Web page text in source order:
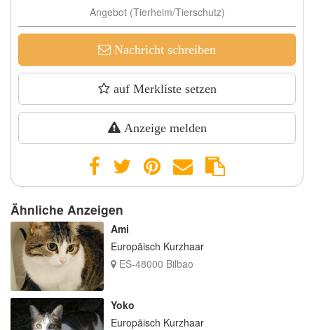
Angebot (Tierheim/Tierschutz)
Nachricht schreiben
auf Merkliste setzen
Anzeige melden
Ähnliche Anzeigen
Ami
Europäisch Kurzhaar
ES-48000 Bilbao
Yoko
Europäisch Kurzhaar